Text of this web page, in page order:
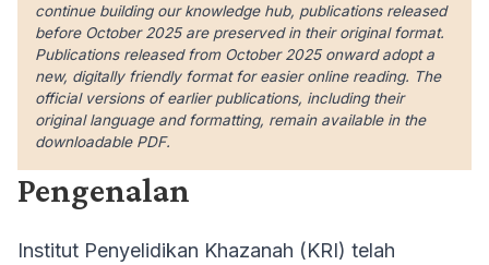
continue building our knowledge hub, publications released
before October 2025 are preserved in their original format.
Publications released from October 2025 onward adopt a
new, digitally friendly format for easier online reading. The
official versions of earlier publications, including their
original language and formatting, remain available in the
downloadable PDF.
Pengenalan
Institut Penyelidikan Khazanah (KRI) telah